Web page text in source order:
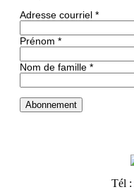
Adresse courriel *
Prénom *
Nom de famille *
Tél :